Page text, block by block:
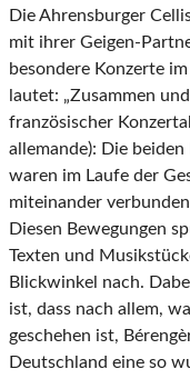
Die Ahrensburger
mit ihrer Geigen-
besondere Konzerte
lautet: „Zusammen
französischer
allemande): Die
waren im Laufe der
miteinander
Diesen Bewegungen
Texten und
Blickwinkel nach.
ist, dass nach allem,
geschehen ist,
Deutschland eine so